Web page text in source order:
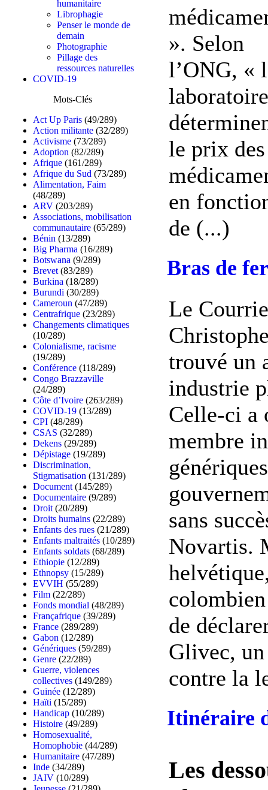
humanitaire
Librophagie
Penser le monde de
demain
Photographie
Pillage des
ressources naturelles
COVID-19
Mots-Clés
Act Up Paris (49/289)
Action militante (32/289)
Activisme (73/289)
Adoption (82/289)
Afrique (161/289)
Afrique du Sud (73/289)
Alimentation, Faim
(48/289)
ARV (203/289)
Associations, mobilisation
communautaire (65/289)
Bénin (13/289)
Big Pharma (16/289)
Botswana (9/289)
Brevet (83/289)
Burkina (18/289)
Burundi (30/289)
Cameroun (47/289)
Centrafrique (23/289)
Changements climatiques
(10/289)
Colonialisme, racisme
(19/289)
Conférence (118/289)
Congo Brazzaville
(24/289)
Côte d’Ivoire (263/289)
COVID-19 (13/289)
CPI (48/289)
CSAS (32/289)
Dekens (29/289)
Dépistage (19/289)
Discrimination,
Stigmatisation (131/289)
Document (145/289)
Documentaire (9/289)
Droit (20/289)
Droits humains (22/289)
Enfants des rues (21/289)
Enfants maltraités (10/289)
Enfants soldats (68/289)
Ethiopie (12/289)
Ethnopsy (15/289)
EVVIH (55/289)
Film (22/289)
Fonds mondial (48/289)
Françafrique (39/289)
France (289/289)
Gabon (12/289)
Génériques (59/289)
Genre (22/289)
Guerre, violences
collectives (149/289)
Guinée (12/289)
Haïti (15/289)
Handicap (10/289)
Histoire (49/289)
Homosexualité,
Homophobie (44/289)
Humanitaire (47/289)
Inde (34/289)
JAIV (10/289)
». Selon
l’ONG, «
le prix des
en
de (...)
Bras de
Le
trouvé un
industrie
Celle-ci a
membre
sans
Novartis.
de
Glivec,
contre la
Itinéraire
Les